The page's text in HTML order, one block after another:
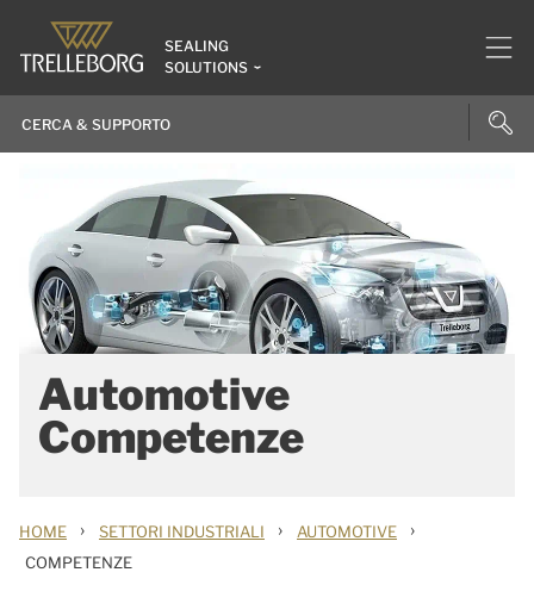
SEALING
SOLUTIONS
Automotive
Competenze
HOME › SETTORI INDUSTRIALI › AUTOMOTIVE ›
COMPETENZE